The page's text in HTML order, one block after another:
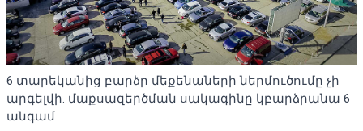
6 տարեկանից բարձր մեքենաների ներմուծումը չի
արգելվի. մաքսազերծման սակագինը կբարձրանա 6
անգամ